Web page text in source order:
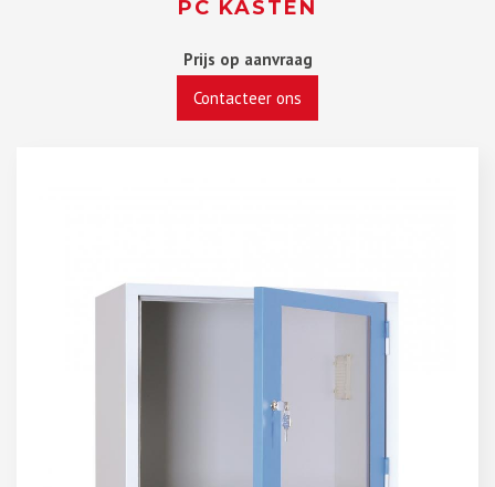
PC KASTEN
Prijs op aanvraag
Contacteer ons